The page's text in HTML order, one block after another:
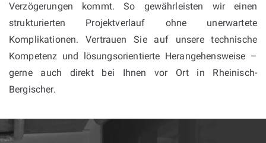
Verzögerungen kommt. So gewährleisten wir einen
strukturierten Projektverlauf ohne unerwartete
Komplikationen. Vertrauen Sie auf unsere technische
Kompetenz und lösungsorientierte Herangehensweise –
gerne auch direkt bei Ihnen vor Ort in Rheinisch-
Bergischer.